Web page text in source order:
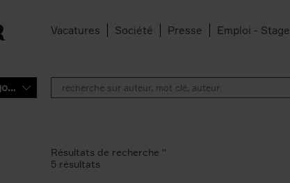
Vacatures Société Presse Emploi - Stage
Sélectionnez une catégorie
Résultats de recherche ''
5 résultats